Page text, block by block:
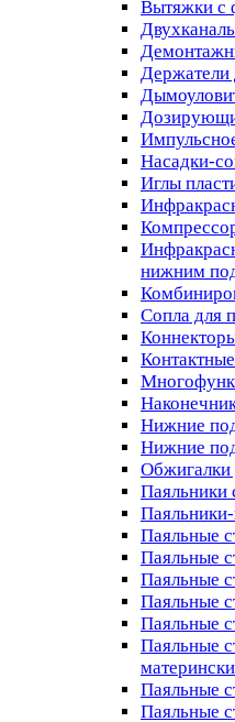
Вытяжки с
Держатели
Насадки-
Иглы
нижним
Сопла для
Нижние
Нижние
Обжигалки
Паяльники
Паяльные
Паяльные
Паяльные
Паяльные
Паяльные
Паяльные
Паяльные
Паяльные